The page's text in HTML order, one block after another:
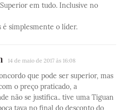
em tudo. Inclusive no
é simplesmente o líder.
14 de maio de 2017 às 16:08
que pode ser superior, mas
o preço praticado, a
não se justifica.. tive uma Tiguan
tava no final do desconto do